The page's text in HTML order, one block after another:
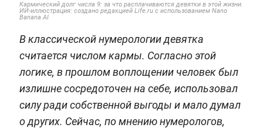
Кармический долг числа 9: за что расплачиваются девятки в этой жизни.
ИИ-иллюстрация: создано редакцией Life.ru с использованием Nano
Banana AI
В классической нумерологии девятка
считается числом кармы. Согласно этой
логике, в прошлом воплощении человек был
излишне сосредоточен на себе, использовал
силу ради собственной выгоды и мало думал
о других. Сейчас, по мнению нумерологов,